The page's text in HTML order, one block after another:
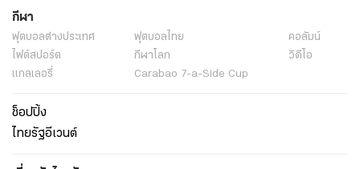
กีฬา
ฟุตบอลต่่างประเทศ ฟุตบอลไทย
คอลัมน์
ไฟต์สปอร์ต
กีฬาโลก
วิดีโอ
แกลเลอรี่
Carabao 7-a-Side Cup
ช็อปปิ้ง
ไทยรัฐอีเวนต์